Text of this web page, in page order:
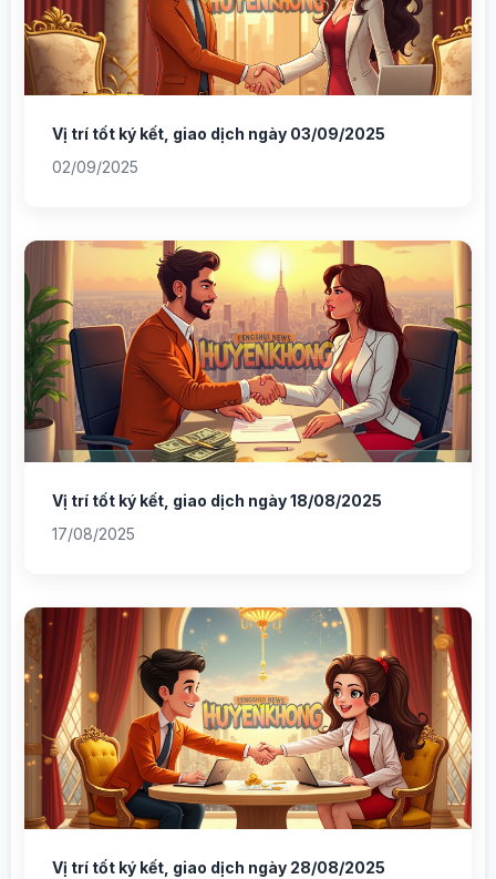
Vị trí tốt ký kết, giao dịch ngày 03/09/2025
02/09/2025
Vị trí tốt ký kết, giao dịch ngày 18/08/2025
17/08/2025
Vị trí tốt ký kết, giao dịch ngày 28/08/2025